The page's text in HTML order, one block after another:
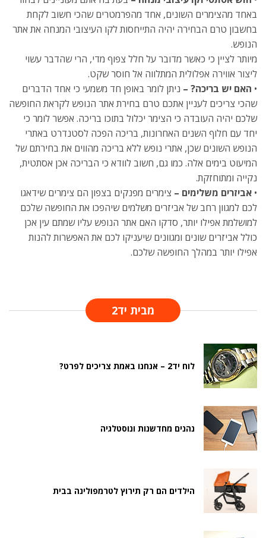
באחד מהצימרים השונים, אחד מהפרמטרים שהכי חשוב לקחת
בחשבון טרם הבחירה יהיה התייחסות לקו העיצובי המנחה את אתר
הנופש.
מיותר לציין כי כאשר מדובר על חלל צפוף מדי, הרי שהדבר עשוי
ליצור אווירה אפלולית המתלווה אל חוסר שקט.
• האם יש בריכה? – ניתן לומר באופן חד משמעי כי אחד הדברים
שהכי צריכים לעניין אתכם טרם בחירת אתר הנופש לקראת החופשה
שלכם יהיה העובדה כי הצימר יכלול בתוכו בריכה. אפשר לומר כי
יחד עם חלוף השנים האחרונות, בריכה הפכה לסטנדרט באתרי
הנופש השונים שכן, אתרי נופש ללא בריכה מהווים את בחירתם של
המיעוט בימים אלה. כמו גם, חשוב לוודא כי הבריכה אכן אסתטית,
נקייה ומתוחזקת.
• אביזרים משלימים – צימרים מפנקים בצפון הם צימרים שידאגו
לכם למגוון רחב של אביזרים משלמים שיהפכו את החופשה שלכם
למושלמת אפילו יותר, סדקו האם אתר הנופש עליו שמתם עין אכן
כולל אביזרים שונים ומגוונים שיעניקו לכם את האפשרות להנות
אפילו יותר במהלך החופשה שלכם.
מבית יד2
לוח יד2 – אנחנו באמת צריכים לפרט?
נהנים מחדשנות ונוסטלגיה
הילדים הם רק תירוץ לטרמפולינה בבית